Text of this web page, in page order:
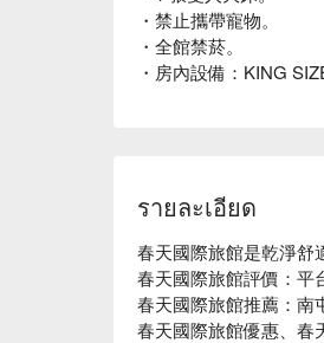
・禁止攜帶寵物。
・全館禁菸。
・房內設備：KING
รายละเอียด
春天國際旅館是乾淨舒
春天國際旅館評價：平
春天國際旅館推薦：南
春天國際旅館優惠、春